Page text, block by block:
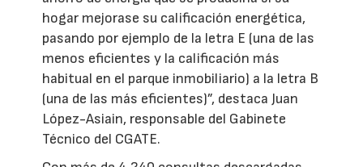
hogar mejorase su calificación energética,
pasando por ejemplo de la letra E (una de las
menos eficientes y la calificación más
habitual en el parque inmobiliario) a la letra B
(una de las más eficientes)”, destaca Juan
López-Asiain, responsable del Gabinete
Técnico del CGATE.